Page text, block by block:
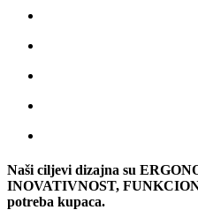
Naši ciljevi dizajna su
INOVATIVNOST,
potreba kupaca.